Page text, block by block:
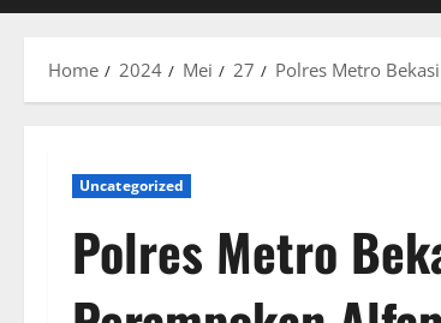
Home 2024 Mei 27 Polres Metro
Uncategorized
Polres Metro